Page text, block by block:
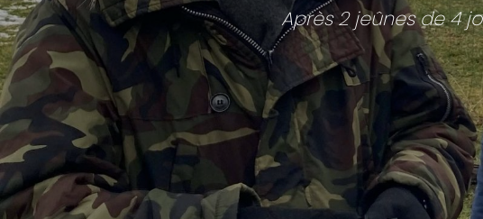
Après 2 jeûnes de 4